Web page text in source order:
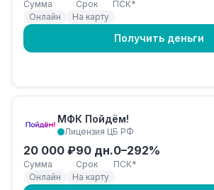
Сумма Срок
ПСК*
Онлайн
На карту
Получить деньги
МФК Пойдём!
Лицензия ЦБ РФ
20 000 ₽
Сумма
90 дн.
Срок
0–292%
ПСК*
Онлайн
На карту